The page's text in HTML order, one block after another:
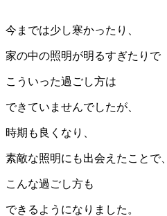
今までは少し寒かったり、
家の中の照明が明るすぎたりで
こういった過ごし方は
できていませんでしたが、
時期も良くなり、
素敵な照明にも出会えたことで、
こんな過ごし方も
できるようになりました。